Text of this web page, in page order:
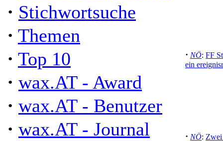
· Stichwortsuche
· Themen
· Top 10
· wax.AT - Award
· wax.AT - Benutzer
· wax.AT - Journal
· NÖ: FF
ein
· NÖ: Zwei